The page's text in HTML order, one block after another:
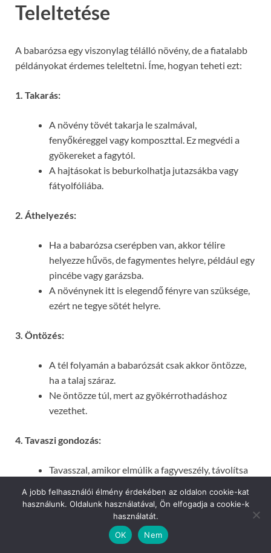
Teleltetése
A babarózsa egy viszonylag télálló növény, de a fiatalabb
példányokat érdemes teleltetni. Íme, hogyan teheti ezt:
1. Takarás:
A növény tövét takarja le szalmával,
fenyőkéreggel vagy komposzttal. Ez megvédi a
gyökereket a fagytól.
A hajtásokat is beburkolhatja jutazsákba vagy
fátyolfóliába.
2. Áthelyezés:
Ha a babarózsa cserépben van, akkor télire
helyezze hűvös, de fagymentes helyre, például egy
pincébe vagy garázsba.
A növénynek itt is elegendő fényre van szüksége,
ezért ne tegye sötét helyre.
3. Öntözés:
A tél folyamán a babarózsát csak akkor öntözze,
ha a talaj száraz.
Ne öntözze túl, mert az gyökérrothadáshoz
vezethet.
4. Tavaszi gondozás:
Tavasszal, amikor elmúlik a fagyveszély, távolítsa
Metsze le a sérült vagy elhalt hajtásokat.
Kezdje el a növényt rendszeresen öntözni.
Ha ezeket a tanácsokat követi, akkor a babarózsa
A jobb felhasználói élmény érdekében az oldalon cookie-kat
használunk. Oldalunk használatával, Ön elfogadja a cookie-k
használatát.
OK
Nem